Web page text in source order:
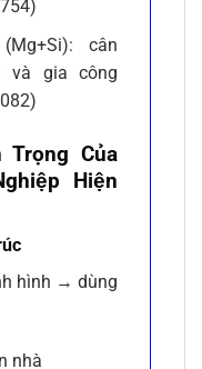
cân
và gia công
Trọng Của
Hiện
hình → dùng
nhà